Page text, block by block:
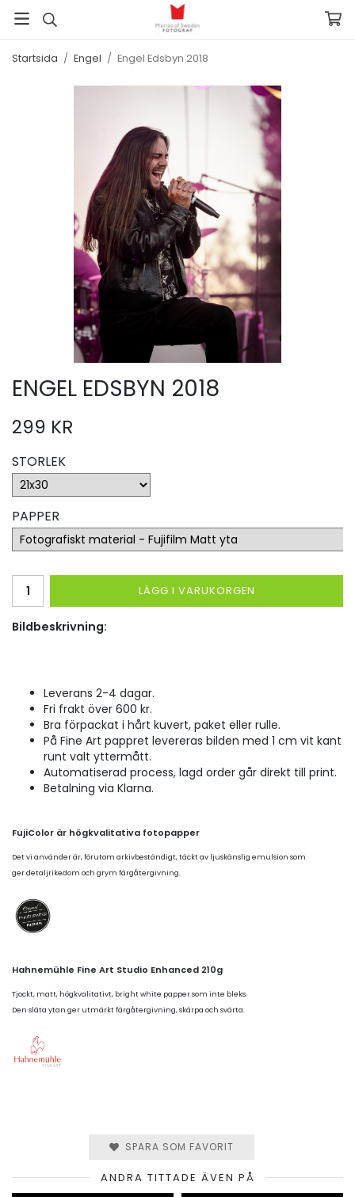
Startsida / Engel / Engel Edsbyn 2018
ENGEL EDSBYN 2018
299 KR
STORLEK
PAPPER
LÄGG I VARUKORGEN
Bildbeskrivning:
Leverans 2-4 dagar.
Fri frakt över 600 kr.
Bra förpackat i hårt kuvert, paket eller rulle.
På Fine Art pappret levereras bilden med 1 cm vit kant
runt valt yttermått.
Automatiserad process, lagd order går direkt till print.
Betalning via Klarna.
FujiColor är högkvalitativa fotopapper
Det vi använder är, förutom arkivbeständigt, täckt av ljuskänslig emulsion som
ger detaljrikedom och grym färgåtergivning.
Hahnemühle Fine Art Studio Enhanced 210g
Tjockt, matt, högkvalitativt, bright white papper som inte bleks.
Den släta ytan ger utmärkt färgåtergivning, skärpa och svärta.
SPARA SOM FAVORIT
ANDRA TITTADE ÄVEN PÅ